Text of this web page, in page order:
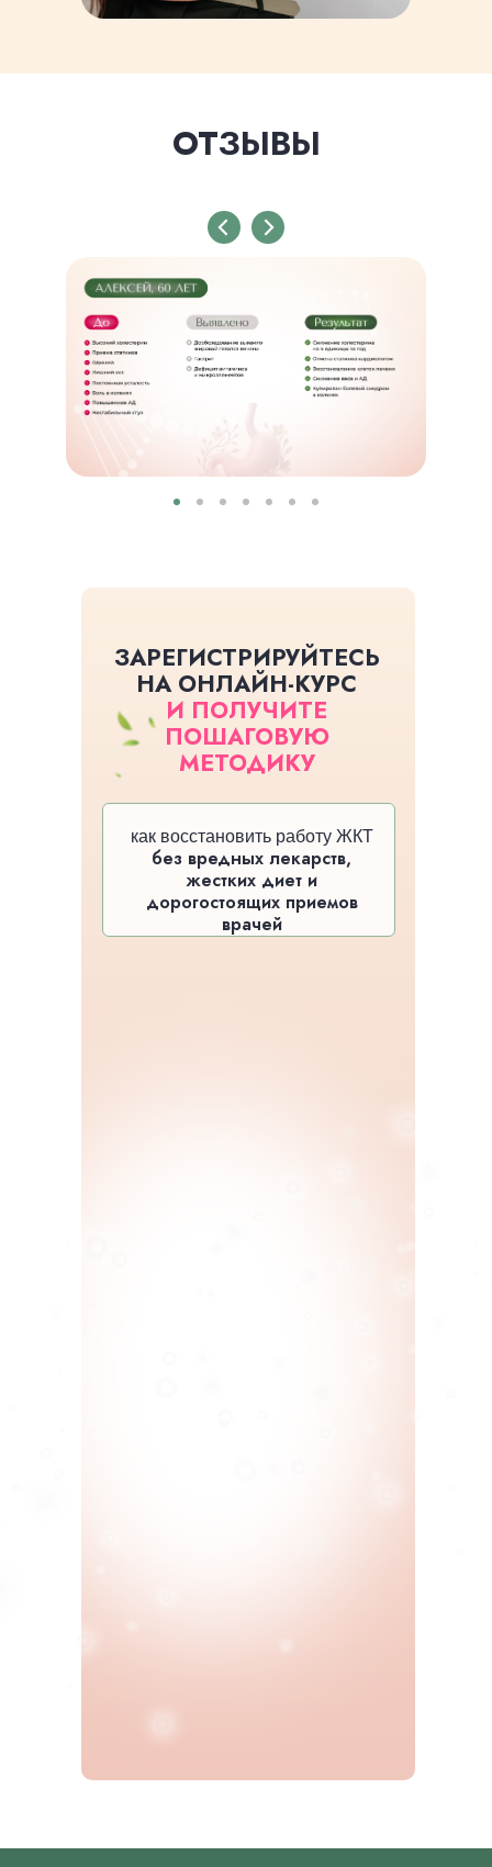
ОТЗЫВЫ
ЗАРЕГИСТРИРУЙТЕСЬ
НА ОНЛАЙН-КУРС
И ПОЛУЧИТЕ
ПОШАГОВУЮ
МЕТОДИКУ
как восстановить работу ЖКТ
без вредных лекарств,
жестких диет и
дорогостоящих приемов
врачей